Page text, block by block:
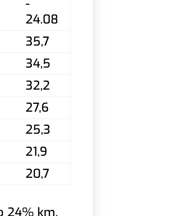
-
24.08
35,7
34,5
32,2
27,6
25,3
21,9
20,7
24% km,